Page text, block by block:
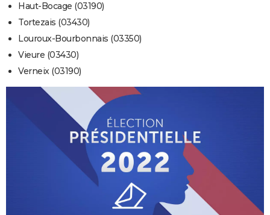
Haut-Bocage (03190)
Tortezais (03430)
Louroux-Bourbonnais (03350)
Vieure (03430)
Verneix (03190)